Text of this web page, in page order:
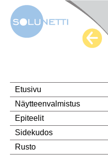
Etusivu
Näytteenvalmistus
Epiteelit
Sidekudos
Rusto